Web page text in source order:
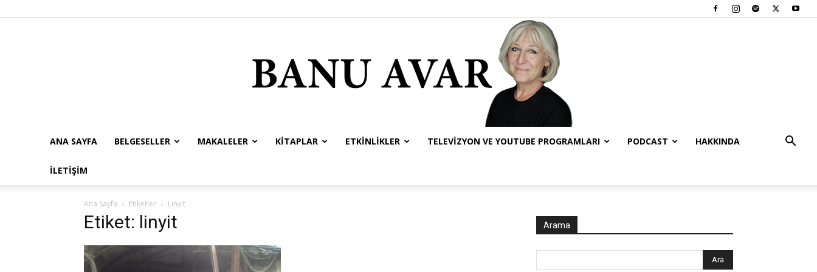
ANA SAYFA BELGESELLER MAKALELER KITAPLAR ETKINLIKLER TELEVIZYON VE YOUTUBE PROGRAMLARI PODCAST HAKKINDA
İLETIŞIM
Ana Sayfa Etiketler Linyit
Etiket: linyit Arama